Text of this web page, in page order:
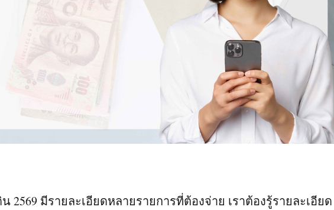
2569 มีรายละเอียดหลายรายการที่ต้องจ่าย เราต้องรู้รายละเอียด